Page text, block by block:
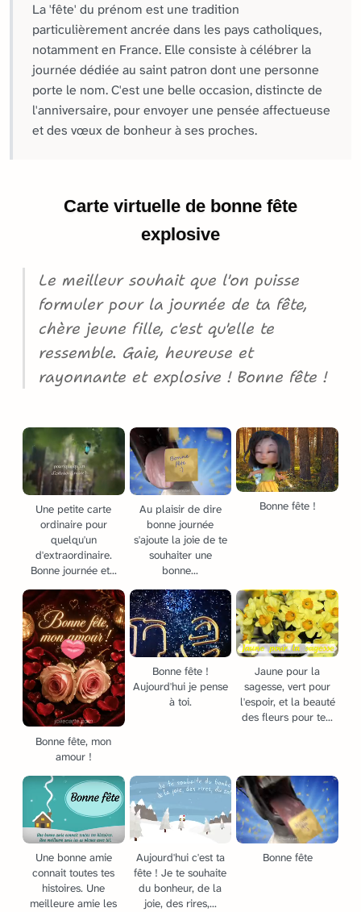
La 'fête' du prénom est une tradition
particulièrement ancrée dans les pays catholiques,
notamment en France. Elle consiste à célébrer la
journée dédiée au saint patron dont une personne
porte le nom. C'est une belle occasion, distincte de
l'anniversaire, pour envoyer une pensée affectueuse
et des vœux de bonheur à ses proches.
Carte virtuelle de bonne fête
explosive
Le meilleur souhait que l'on puisse
formuler pour la journée de ta fête,
chère jeune fille, c'est qu'elle te
ressemble. Gaie, heureuse et
rayonnante et explosive ! Bonne fête !
Une petite carte
ordinaire pour
quelqu'un
d'extraordinaire.
Bonne journée et...
Au plaisir de dire
bonne journée
s'ajoute la joie de te
souhaiter une
bonne...
Bonne fête !
Bonne fête, mon
amour !
Bonne fête !
Aujourd'hui je pense
à toi.
Jaune pour la
sagesse, vert pour
l'espoir, et la beauté
des fleurs pour te...
Une bonne amie
connait toutes tes
histoires. Une
meilleure amie les
Aujourd'hui c'est ta
fête ! Je te souhaite
du bonheur, de la
joie, des rires,...
Bonne fête